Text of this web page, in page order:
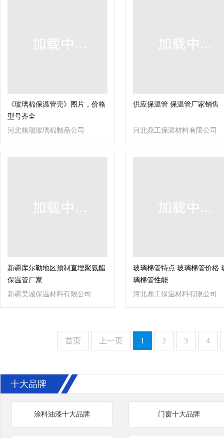
《玻璃棉保温管壳》图片，价格
型号齐全
河北格瑞玻璃棉制品公司
供应保温管 保温管厂家销售
河北鼎工保温材料有限公司
新疆库尔勒地区预制直埋聚氨酯
保温管厂家
新疆昊诚保温材料有限公司
玻璃棉管特点 玻璃棉管价格
璃棉管性能
河北鼎工保温材料有限公司
首页 上一页 1 2 3 4
十大品牌
涂料油漆十大品牌 门窗十大品牌